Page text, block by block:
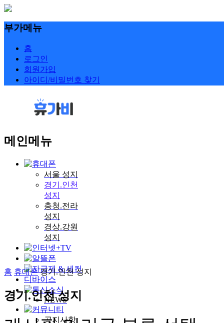
부가메뉴
홈
로그인
회원가입
아이디/비밀번호 찾기
메인메뉴
서울 성지
경기.인천
성지
충청.전라
성지
경상.강원
성지
NEWS
공지사항
홈 휴대폰 경기.인천 성지
경기.인천 성지